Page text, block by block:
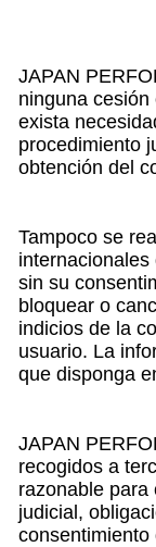
JAPAN
ninguna
exista
procedimiento
obtención del
Tampoco se
internacionales
sin su
bloquear o
indicios de la
usuario. La
que disponga
JAPAN
recogidos a
razonable para
judicial,
consentimiento